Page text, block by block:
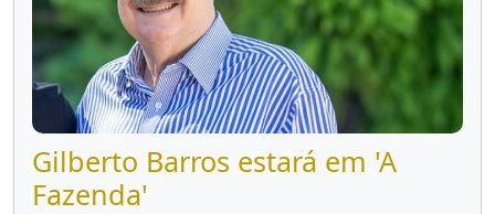
Gilberto Barros estará em 'A
Fazenda'